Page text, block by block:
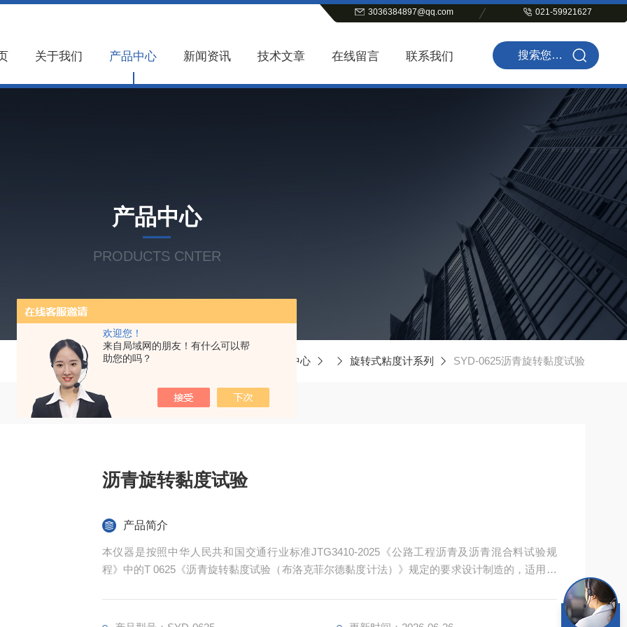
欢迎您！
来自局域网的朋友！有什么可以帮
助您的吗？
3036384897@qq.com 021-59921627
关于我们 产品中心 新闻资讯 技术文章 在线留言 联系我们
产品中心
PRODUCTS CNTER
产品中心 旋转式粘度计系列 SYD-0625沥青旋转黏度试验
沥青旋转黏度试验
产品简介
本仪器是按照中华人民共和国交通行业标准JTG3410-2025《公路工程沥青及沥青混合料试验规
程》中的T 0625《沥青旋转黏度试验（布洛克菲尔德黏度计法）》规定的要求设计制造的，适用于